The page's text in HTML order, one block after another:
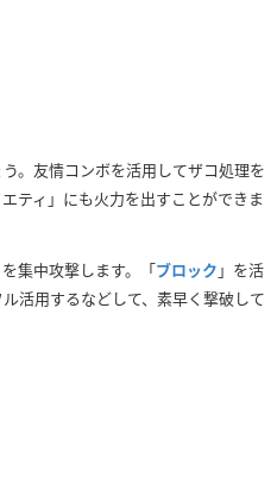
。友情コンボを活用してザコ処理を
ティ」にも火力を出すことができま
集中攻撃します。「ブロック 」を活
活用するなどして、素早く撃破して